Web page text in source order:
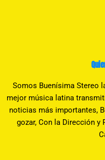
Somos Buenísima Stereo
mejor música latina
noticias más importantes,
gozar, Con la Dirección y